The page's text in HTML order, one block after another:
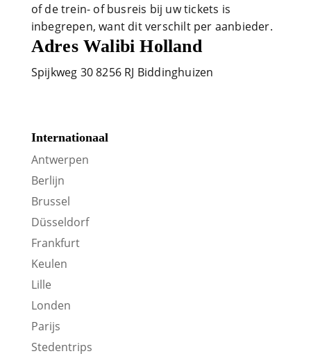
of de trein- of busreis bij uw tickets is
inbegrepen, want dit verschilt per aanbieder.
Adres Walibi Holland
Spijkweg 30 8256 RJ Biddinghuizen
Internationaal
Antwerpen
Berlijn
Brussel
Düsseldorf
Frankfurt
Keulen
Lille
Londen
Parijs
Stedentrips